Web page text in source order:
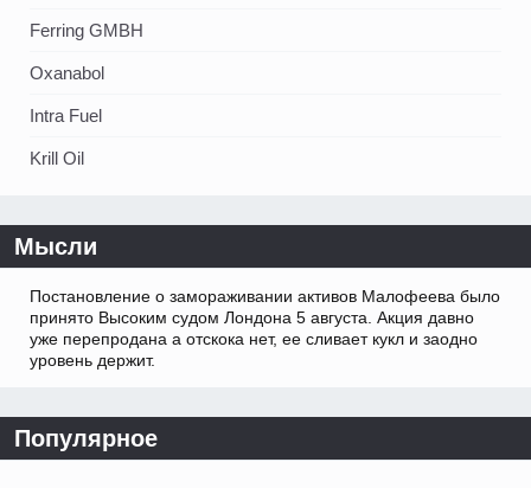
Ferring GMBH
Oxanabol
Intra Fuel
Krill Oil
Мысли
Постановление о замораживании активов Малофеева было
принято Высоким судом Лондона 5 августа. Акция давно
уже перепродана а отскока нет, ее сливает кукл и заодно
уровень держит.
Популярное